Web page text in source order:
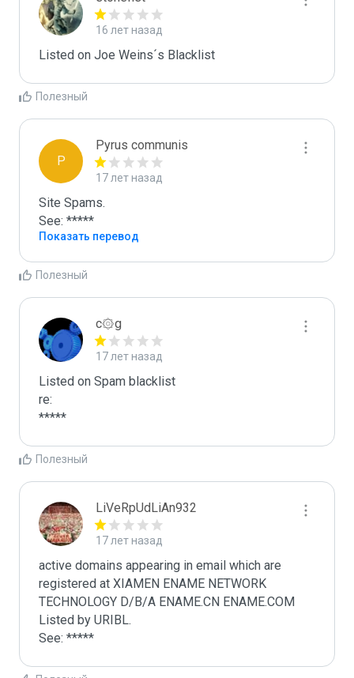
16 лет назад
Listed on Joe Weins´s Blacklist
Полезный
P
Pyrus communis
17 лет назад
Site Spams.
See: *****
Показать перевод
Полезный
c۞g
17 лет назад
Listed on Spam blacklist
re:
*****
Полезный
LiVeRpUdLiAn932
17 лет назад
active domains appearing in email which are
registered at XIAMEN ENAME NETWORK
TECHNOLOGY D/B/A ENAME.CN ENAME.COM
Listed by URIBL.
See: *****